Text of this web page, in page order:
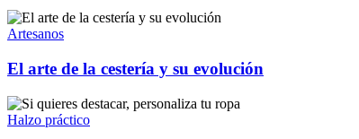
Artesanos
El arte de la cestería y su evolución
Halzo práctico